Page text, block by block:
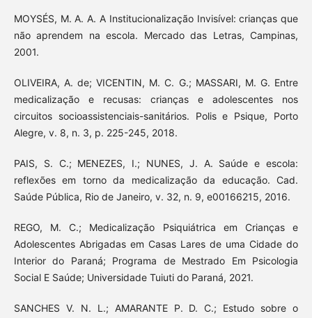
MOYSÉS, M. A. A. A Institucionalização Invisível: crianças que
não aprendem na escola. Mercado das Letras, Campinas,
2001.
OLIVEIRA, A. de; VICENTIN, M. C. G.; MASSARI, M. G. Entre
medicalização e recusas: crianças e adolescentes nos
circuitos socioassistenciais-sanitários. Polis e Psique, Porto
Alegre, v. 8, n. 3, p. 225-245, 2018.
PAIS, S. C.; MENEZES, I.; NUNES, J. A. Saúde e escola:
reflexões em torno da medicalização da educação. Cad.
Saúde Pública, Rio de Janeiro, v. 32, n. 9, e00166215, 2016.
REGO, M. C.; Medicalização Psiquiátrica em Crianças e
Adolescentes Abrigadas em Casas Lares de uma Cidade do
Interior do Paraná; Programa de Mestrado Em Psicologia
Social E Saúde; Universidade Tuiuti do Paraná, 2021.
SANCHES V. N. L.; AMARANTE P. D. C.; Estudo sobre o